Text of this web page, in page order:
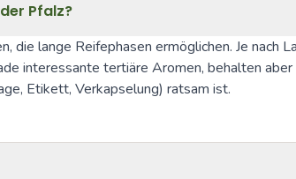
Pfalz?
lange Reifephasen ermöglichen. Je nach
interessante tertiäre Aromen, behalten
Etikett, Verkapselung) ratsam ist.